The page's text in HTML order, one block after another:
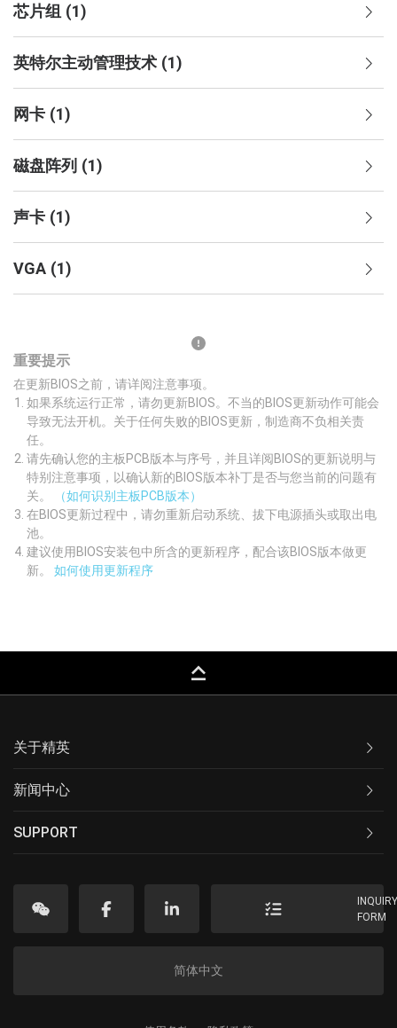
芯片组 (1)
英特尔主动管理技术 (1)
网卡 (1)
磁盘阵列 (1)
声卡 (1)
VGA (1)
重要提示
在更新BIOS之前，请详阅注意事项。
如果系统运行正常，请勿更新BIOS。不当的BIOS更新动作可能会
导致无法开机。关于任何失败的BIOS更新，制造商不负相关责
任。
请先确认您的主板PCB版本与序号，并且详阅BIOS的更新说明与
特别注意事项，以确认新的BIOS版本补丁是否与您当前的问题有
关。
（如何识别主板PCB版本）
在BIOS更新过程中，请勿重新启动系统、拔下电源插头或取出电
池。
建议使用BIOS安装包中所含的更新程序，配合该BIOS版本做更
新。 如何使用更新程序
keyboard_capslock
关于精英
新闻中心
SUPPORT
FORM
简体中文